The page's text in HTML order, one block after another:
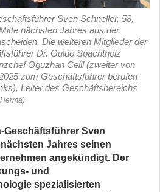
Sven Schneller, 58,
nächsten Jahres aus der
Die weiteren Mitglieder der
Dr. Guido Spachtholz
Oguzhan Celil (zweiter von
zum Geschäftsführer berufen
Leiter des Geschäftsbereichs
Geschäftsführer Sven
Jahres seinen
angekündigt. Der
und
spezialisierten